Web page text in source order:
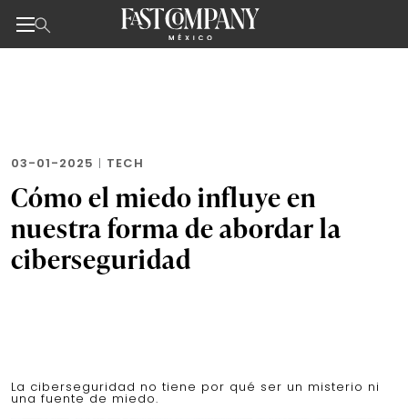
03-01-2025 | TECH
Cómo el miedo influye en
nuestra forma de abordar la
ciberseguridad
La ciberseguridad no tiene por qué ser un misterio ni
una fuente de miedo.